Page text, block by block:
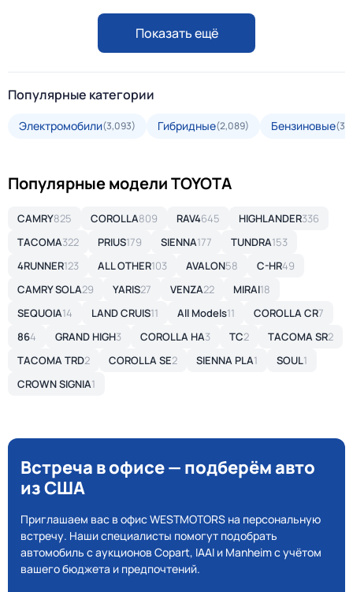
Показать ещё
Популярные категории
Электромобили(3,093) Гибридные(2,089) Бензиновые
Популярные модели TOYOTA
CAMRY825 COROLLA809 RAV4645 HIGHLANDER336
TACOMA322 PRIUS179 SIENNA177 TUNDRA153
4RUNNER123 ALL OTHER103 AVALON58 C-HR49
CAMRY SOLA29 YARIS27 VENZA22 MIRAI18
SEQUOIA14 LAND CRUIS11 All Models11 COROLLA CR7
864 GRAND HIGH3 COROLLA HA3 TC2 TACOMA SR2
TACOMA TRD2 COROLLA SE2 SIENNA PLA1 SOUL1
CROWN SIGNIA1
Встреча в офисе — подберём авто
из США
Приглашаем вас в офис WESTMOTORS на персональную
встречу. Наши специалисты помогут подобрать
автомобиль с аукционов Copart, IAAI и Manheim с учётом
вашего бюджета и предпочтений.